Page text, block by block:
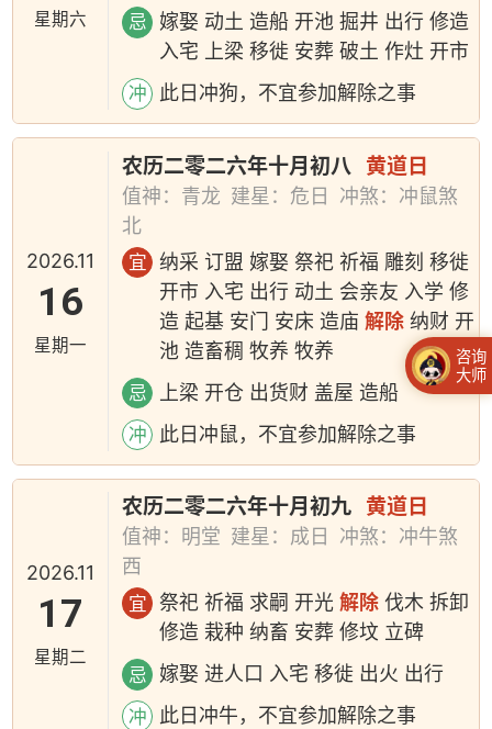
星期六 忌
嫁娶 动土 造船 开池 掘井 出行 修造
入宅 上梁 移徙 安葬 破土 作灶 开市
冲 此日冲狗，不宜参加解除之事
2026.11
16
星期一
农历二零二六年十月初八 黄道日
值神：青龙 建星：危日
冲煞：冲鼠煞
北
宜
纳采 订盟 嫁娶 祭祀 祈福 雕刻 移徙
开市 入宅 出行 动土 会亲友 入学 修
造 起基 安门 安床 造庙解除 纳财 开
池 造畜稠 牧养 牧养
忌 上梁 开仓 出货财 盖屋 造船
冲 此日冲鼠，不宜参加解除之事
2026.11
17
星期二
农历二零二六年十月初九 黄道日
值神：明堂 建星：成日
冲煞：冲牛煞
西
宜 祭祀 祈福 求嗣 开光解除 伐木 拆卸
修造 栽种 纳畜 安葬 修坟 立碑
忌 嫁娶 进人口 入宅 移徙 出火 出行
冲 此日冲牛，不宜参加解除之事
咨询
大师